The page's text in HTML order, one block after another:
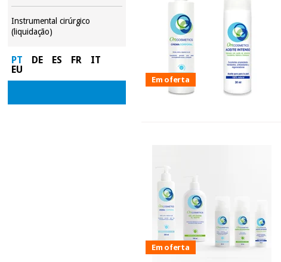
Instrumental cirúrgico
(liquidação)
PT DE ES FR
IT
EU
Em oferta
Em oferta